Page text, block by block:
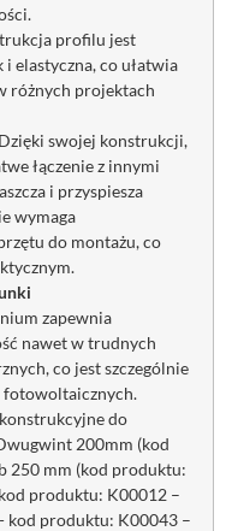
profilu jest
elastyczna, co ułatwia
różnych projektach
Dzięki swojej konstrukcji,
łączenie z innymi
i przyspiesza
wymaga
do montażu, co
zapewnia
nawet w trudnych
co jest szczególnie
fotowoltaicznych.
do
200mm (kod
250 mm (kod produktu:
produktu: K00012 –
kod produktu: K00043 –